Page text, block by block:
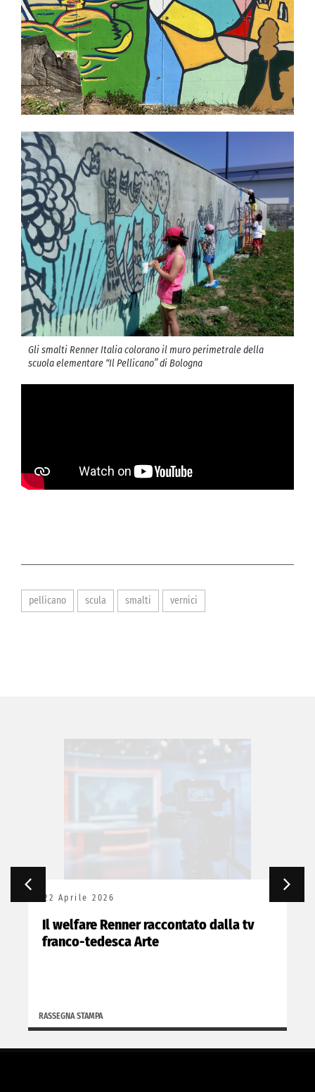
Gli smalti Renner Italia colorano il muro perimetrale della
scuola elementare “Il Pellicano” di Bologna
pellicano scula smalti vernici
22 Aprile 2026
Il welfare Renner raccontato dalla tv
franco-tedesca Arte
RASSEGNA STAMPA